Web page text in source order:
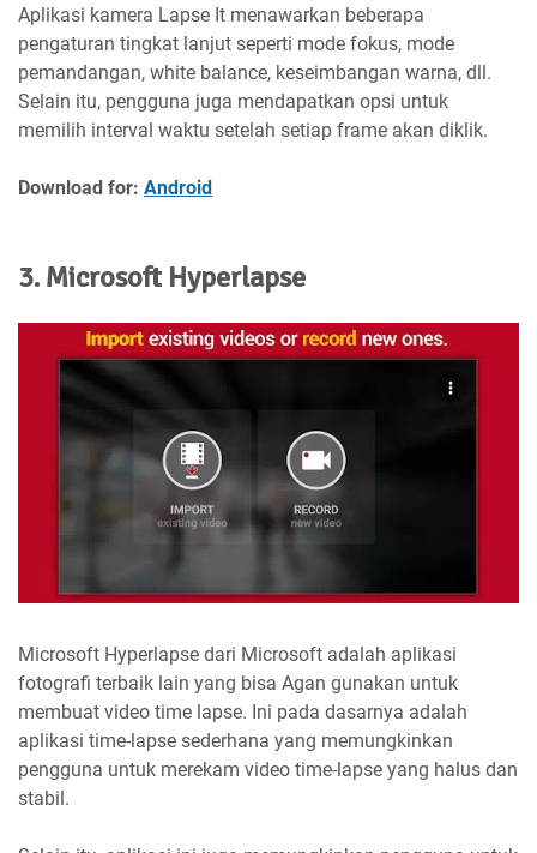
Aplikasi kamera Lapse It menawarkan beberapa
pengaturan tingkat lanjut seperti mode fokus, mode
pemandangan, white balance, keseimbangan warna, dll.
Selain itu, pengguna juga mendapatkan opsi untuk
memilih interval waktu setelah setiap frame akan diklik.
Download for: Android
3. Microsoft Hyperlapse
Microsoft Hyperlapse dari Microsoft adalah aplikasi
fotografi terbaik lain yang bisa Agan gunakan untuk
membuat video time lapse. Ini pada dasarnya adalah
aplikasi time-lapse sederhana yang memungkinkan
pengguna untuk merekam video time-lapse yang halus dan
stabil.